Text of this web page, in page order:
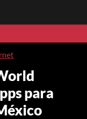
para